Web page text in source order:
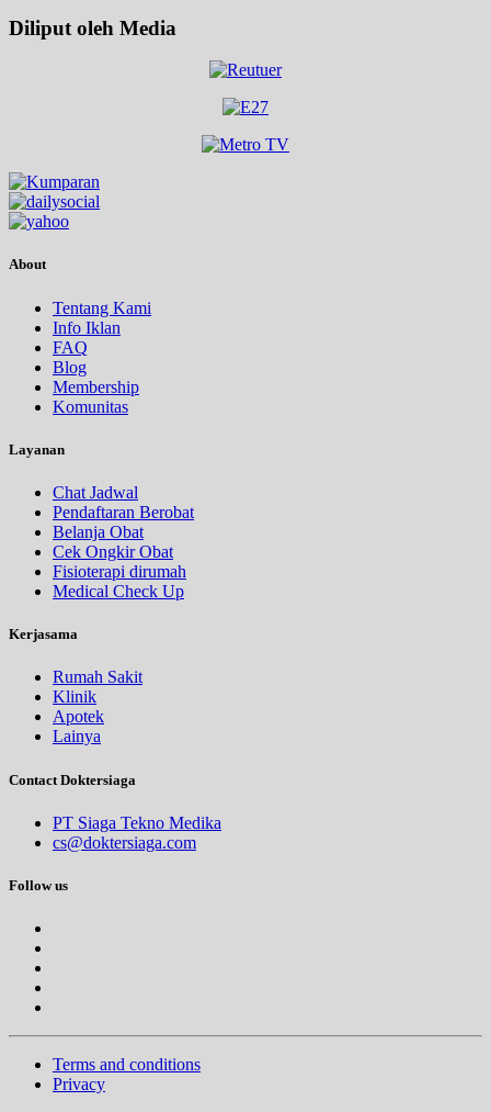
Diliput oleh Media
About
Tentang Kami
Info Iklan
FAQ
Blog
Membership
Komunitas
Layanan
Chat Jadwal
Pendaftaran Berobat
Belanja Obat
Cek Ongkir Obat
Fisioterapi dirumah
Medical Check Up
Kerjasama
Rumah Sakit
Klinik
Apotek
Lainya
Contact Doktersiaga
PT Siaga Tekno Medika
cs@doktersiaga.com
Follow us
Terms and conditions
Privacy